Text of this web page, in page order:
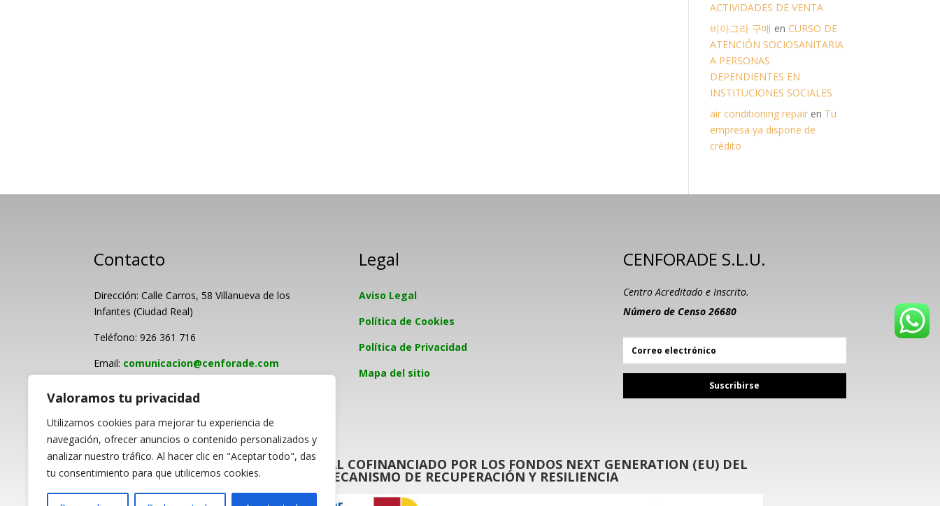
Valoramos tu privacidad
Utilizamos cookies para mejorar tu experiencia de
navegación, ofrecer anuncios o contenido personalizados y
analizar nuestro tráfico. Al hacer clic en "Aceptar todo", das
tu consentimiento para que utilicemos cookies.
ACTIVIDADES DE VENTA
비아그라 구매 en CURSO DE
ATENCIÓN SOCIOSANITARIA
A PERSONAS
DEPENDIENTES EN
INSTITUCIONES SOCIALES
air conditioning repair en Tu
empresa ya dispone de
crédito
Contacto
Dirección: Calle Carros, 58 Villanueva de los
Infantes (Ciudad Real)
Teléfono: 926 361 716
Email: comunicacion@cenforade.com
Legal
Aviso Legal
Política de Cookies
Política de Privacidad
Mapa del sitio
CENFORADE S.L.U.
Centro Acreditado e Inscrito.
Número de Censo 26680
Suscribirse
PROGRAMA KIT DIGITAL COFINANCIADO POR LOS FONDOS NEXT GENERATION (EU) DEL
MECANISMO DE RECUPERACIÓN Y RESILIENCIA